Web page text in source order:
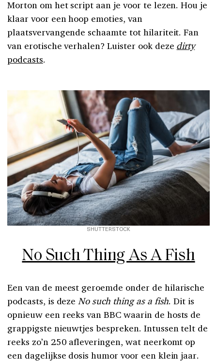
Morton om het script aan je voor te lezen. Hou je
klaar voor een hoop emoties, van
plaatsvervangende schaamte tot hilariteit. Fan
van erotische verhalen? Luister ook deze dirty
podcasts.
SHUTTERSTOCK
No Such Thing As A Fish
Een van de meest geroemde onder de hilarische
podcasts, is dezeNo such thing as a fish. Dit is
opnieuw een reeks van BBC waarin de hosts de
grappigste nieuwtjes bespreken. Intussen telt de
reeks zo’n 250 afleveringen, wat neerkomt op
een dagelijkse dosis humor voor een klein jaar.